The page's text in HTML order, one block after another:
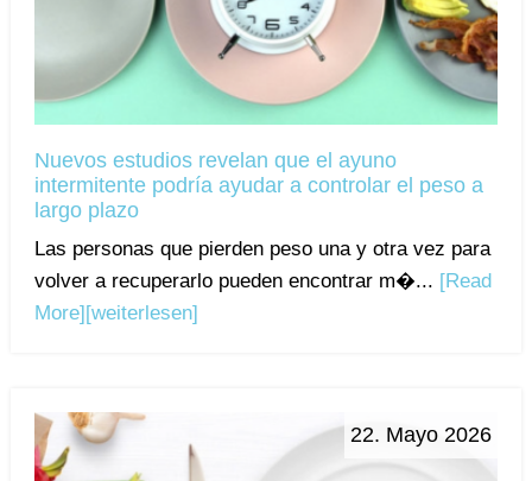
Nuevos estudios revelan que el ayuno
intermitente podría ayudar a controlar el peso a
largo plazo
Las personas que pierden peso una y otra vez para
volver a recuperarlo pueden encontrar m�... [Read
More] [weiterlesen]
22. Mayo 2026